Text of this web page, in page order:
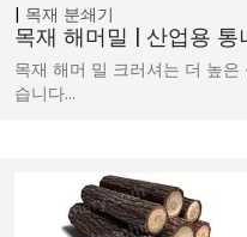
목재 분쇄기
목재 해머밀 | 산업용
목재 해머 밀 크러셔는 더 높
습니다…